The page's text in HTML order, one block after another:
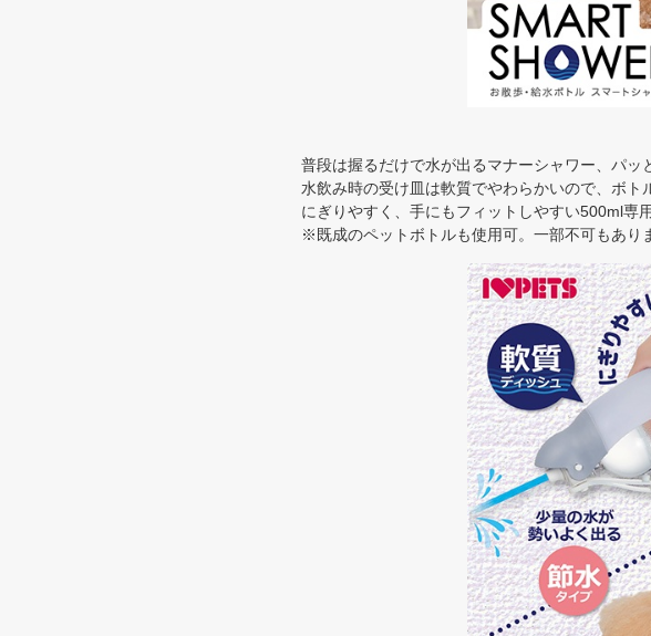
普段は握るだけで水が出るマナーシャワー、パッ
水飲み時の受け皿は軟質でやわらかいので、ボト
にぎりやすく、手にもフィットしやすい500ml専
※既成のペットボトルも使用可。一部不可もあり